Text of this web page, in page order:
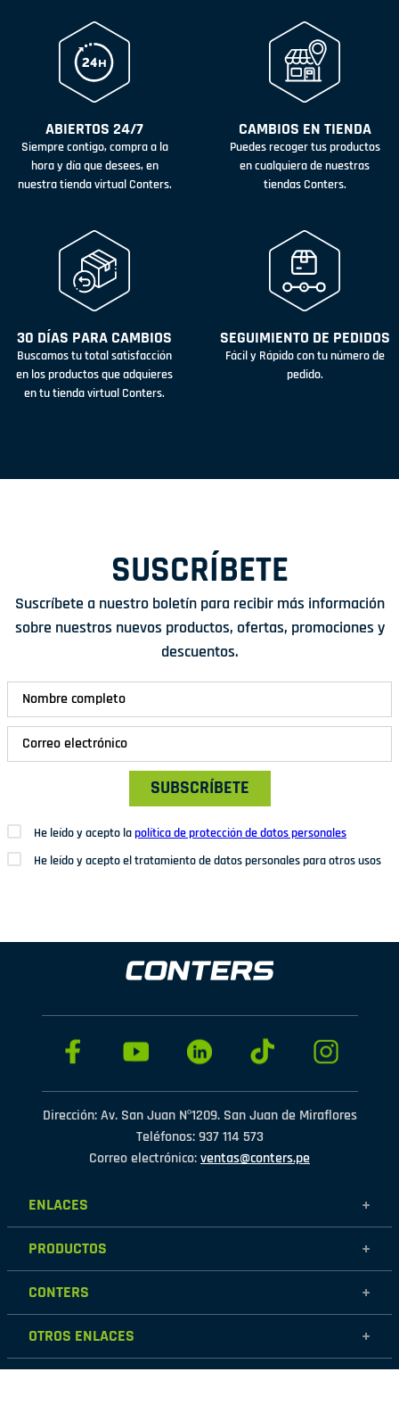
ABIERTOS 24/7
Siempre contigo, compra a la
hora y día que desees, en
nuestra tienda virtual Conters.
CAMBIOS EN TIENDA
Puedes recoger tus productos
en cualquiera de nuestras
tiendas Conters.
30 DÍAS PARA CAMBIOS
Buscamos tu total satisfacción
en los productos que adquieres
en tu tienda virtual Conters.
SEGUIMIENTO DE PEDIDOS
Fácil y Rápido con tu número de
pedido.
SUSCRÍBETE
Suscríbete a nuestro boletín para recibir más información
sobre nuestros nuevos productos, ofertas, promociones y
descuentos.
SUBSCRÍBETE
He leído y acepto lapolítica de protección de datos personales
He leído y acepto el tratamiento de datos personales para otros usos
Dirección: Av. San Juan Nº1209. San Juan de Miraflores
Teléfonos: 937 114 573
Correo electrónico:ventas@conters.pe
ENLACES +
Mujer
Hombre
PRODUCTOS +
Calzados
Zapatillas
CONTERS +
Nosotros
Contáctanos
Tiendas
OTROS ENLACES +
Políticas de garantía